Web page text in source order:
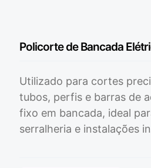
Policorte de Bancada
Utilizado para cortes
tubos, perfis e barras de
fixo em bancada, ideal
serralheria e instalações